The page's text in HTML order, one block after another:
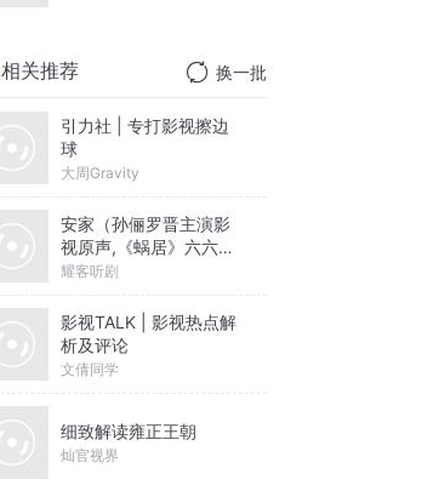
相关推荐 换一批
引力社 | 专打影视擦边
球
大周Gravity
安家（孙俪罗晋主演影
视原声,《蜗居》六六编
剧,多人有声剧）
耀客听剧
影视TALK | 影视热点解
析及评论
文倩同学
细致解读雍正王朝
灿官视界